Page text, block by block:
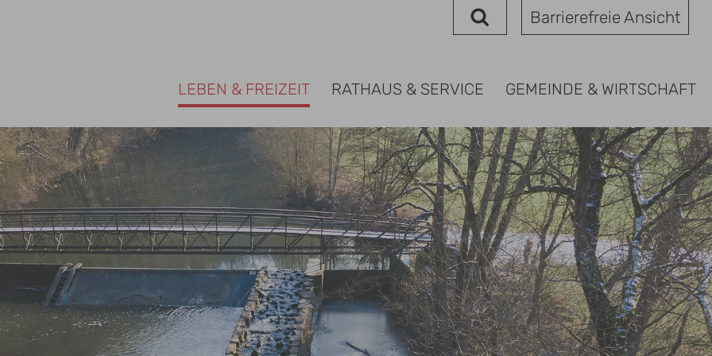
Rosengarten Barrierefreie Ansicht
LEBEN & FREIZEIT RATHAUS & SERVICE GEMEINDE & WIRTSCHAFT